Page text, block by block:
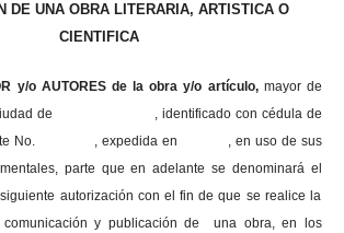
DE UNA OBRA LITERARIA, ARTISTICA O
CIENTIFICA
y/o AUTORES de la obra y/o artículo, mayor de
la ciudad de , identificado con cédula de
No. , expedida en , en uso de sus
parte que en adelante se denominará el
autorización con el fin de que se realice la
comunicación y publicación de una obra, en los